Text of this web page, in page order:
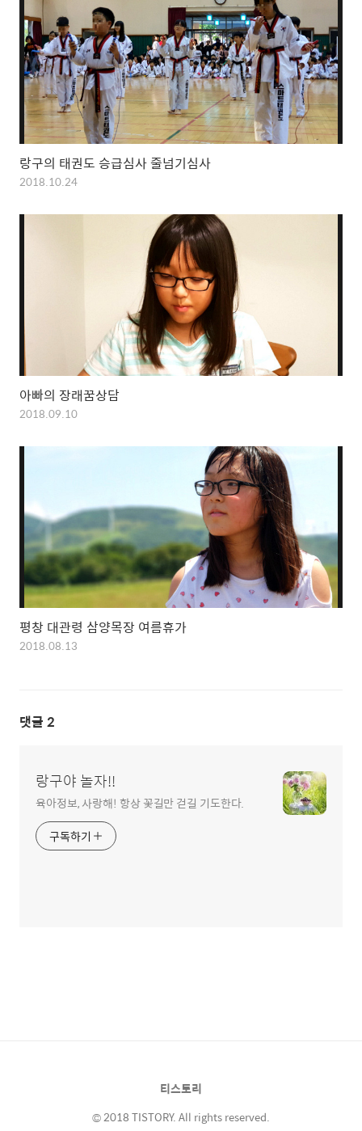
랑구의 태권도 승급심사 줄넘기심사
2018.10.24
아빠의 장래꿈상담
2018.09.10
평창 대관령 삼양목장 여름휴가
2018.08.13
댓글 2
랑구야 놀자!!
육아정보, 사랑해! 항상 꽃길만 걷길 기도한다.
구독하기
티스토리
© 2018 TISTORY. All rights reserved.